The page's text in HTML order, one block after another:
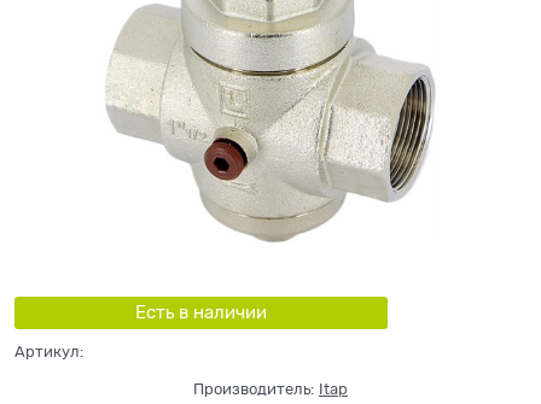
Есть в наличии
Артикул:
Производитель: Itap